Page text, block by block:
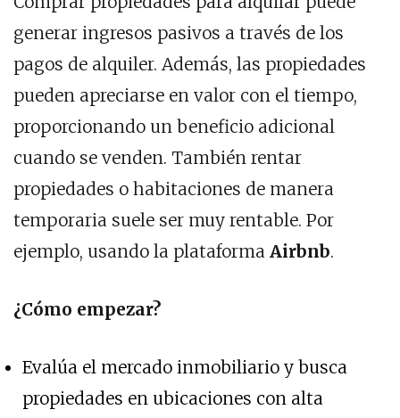
generar ingresos pasivos a través de los
pagos de alquiler. Además, las propiedades
pueden apreciarse en valor con el tiempo,
proporcionando un beneficio adicional
cuando se venden. También rentar
propiedades o habitaciones de manera
temporaria suele ser muy rentable. Por
ejemplo, usando la plataforma Airbnb.
¿Cómo empezar?
Evalúa el mercado inmobiliario y busca
propiedades en ubicaciones con alta